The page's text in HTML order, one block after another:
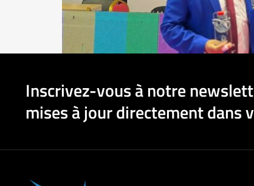
Inscrivez-vous à notre
mises à jour directement dans